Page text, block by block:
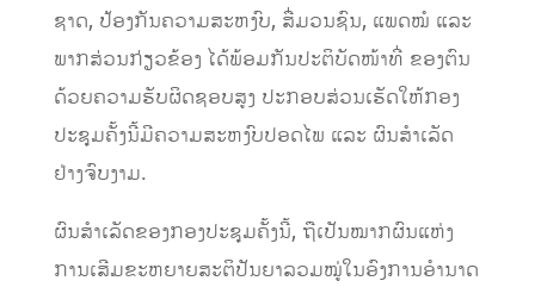
ຊາດ, ປ້ອງກັນຄວາມສະຫງົບ, ສື່ມວນຊົນ, ແພດໝໍ ແລະ
ພາກສ່ວນກ່ຽວຂ້ອງ ໄດ້ພ້ອມກັນປະຕິບັດໜ້າທີ່ ຂອງຕົນ
ດ້ວຍຄວາມຮັບຜິດຊອບສູງ ປະກອບສ່ວນເຮັດໃຫ້ກອງ
ປະຊຸມຄັ້ງນີ້ມີຄວາມສະຫງົບປອດໄພ ແລະ ຜົນສຳເລັດ
ຢ່າງຈົບງາມ.
ຜົນສຳເລັດຂອງກອງປະຊຸມຄັ້ງນີ້, ຖືເປັນໝາກຜົນແຫ່ງ
ການເສີມຂະຫຍາຍສະຕິປັນຍາລວມໝູ່ໃນອົງການອຳນາດ